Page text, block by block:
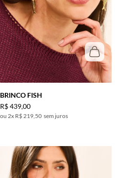
BRINCO FISH
R$439,00
2x R$ 219,50 sem juros